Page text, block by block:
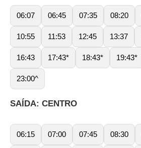
06:07 06:45 07:35 08:20
10:55 11:53 12:45 13:37
16:43 17:43* 18:43* 19:43*
23:00^
SAÍDA: CENTRO
06:15 07:00 07:45 08:30